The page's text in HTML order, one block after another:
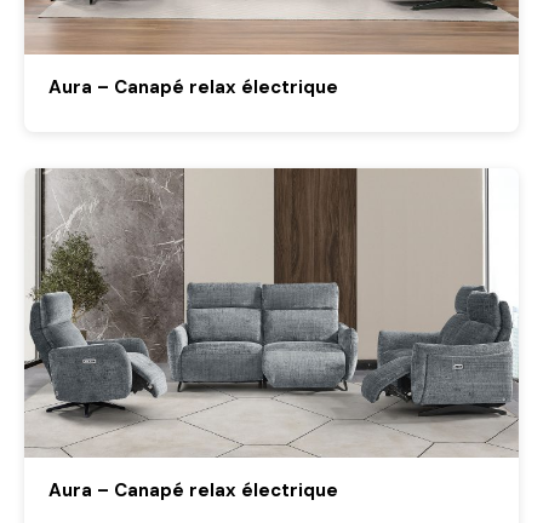
Aura – Canapé relax électrique
Aura – Canapé relax électrique